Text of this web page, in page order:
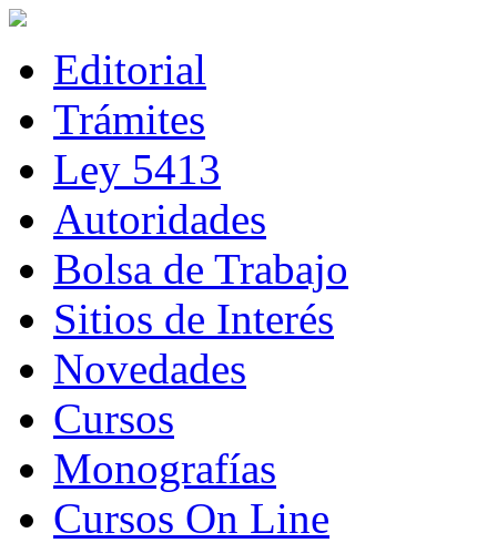
Editorial
Trámites
Ley 5413
Autoridades
Bolsa de Trabajo
Sitios de Interés
Novedades
Cursos
Monografías
Cursos On Line